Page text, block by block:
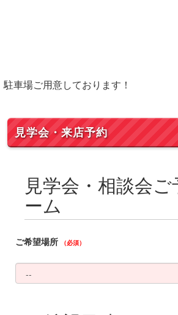
駐車場ご用意しております！
見学会・来店予約